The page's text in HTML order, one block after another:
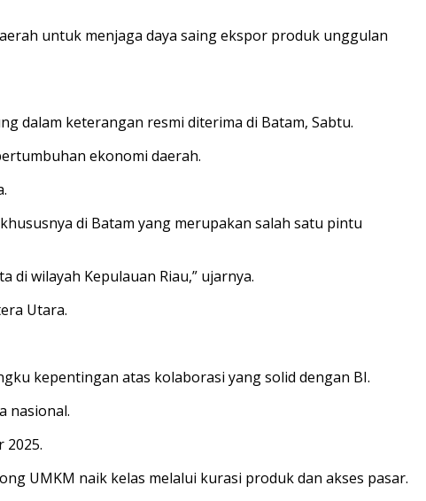
untuk menjaga daya saing ekspor produk unggulan
dalam keterangan resmi diterima di Batam, Sabtu.
ekonomi daerah.
di Batam yang merupakan salah satu pintu
wilayah Kepulauan Riau,” ujarnya.
Utara.
kepentingan atas kolaborasi yang solid dengan BI.
nasional.
2025.
UMKM naik kelas melalui kurasi produk dan akses pasar.